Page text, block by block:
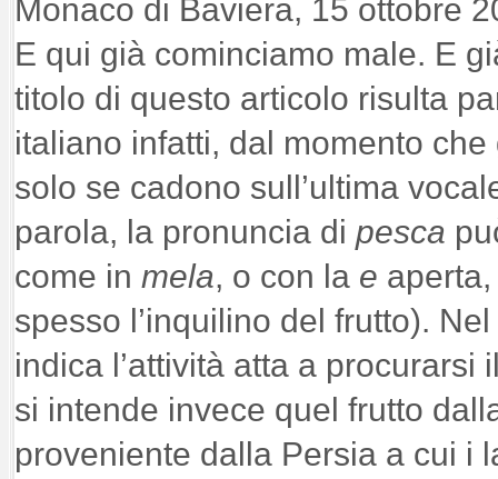
Monaco di Baviera, 15 ottobre
E qui già cominciamo male. E
titolo di questo articolo risulta
italiano infatti, dal momento
solo se cadono sull’ultima
parola, la pronuncia di pesca
come in mela, o con la e
spesso l’inquilino del frutto).
indica l’attività atta a
si intende invece quel frutto
proveniente dalla Persia a cui i